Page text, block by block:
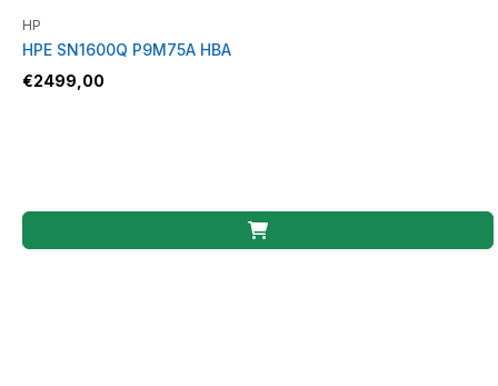
HP
HPE SN1600Q P9M75A HBA
€2499,00